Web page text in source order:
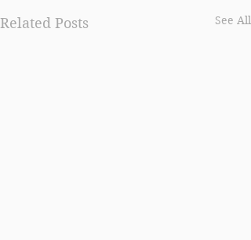
Related Posts See All